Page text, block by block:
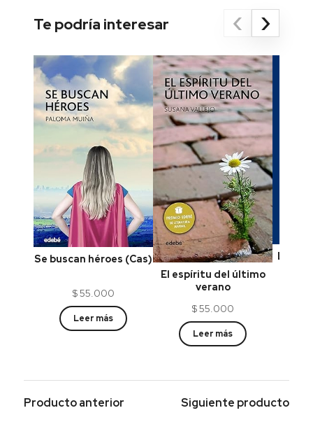
Te podría interesar ‹ ›
Se buscan héroes (Cas)
$55.000
Leer más
El espíritu del último
verano
$55.000
Leer más
Las
Producto anterior Siguiente producto